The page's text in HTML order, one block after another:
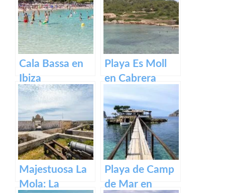
Cala Bassa en
Ibiza
Playa Es Moll
en Cabrera
Majestuosa La
Mola: La
Playa de Camp
de Mar en